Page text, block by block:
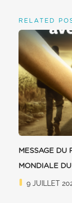
RELATED
MESSAGE DU
MONDIALE
9 JUILLET